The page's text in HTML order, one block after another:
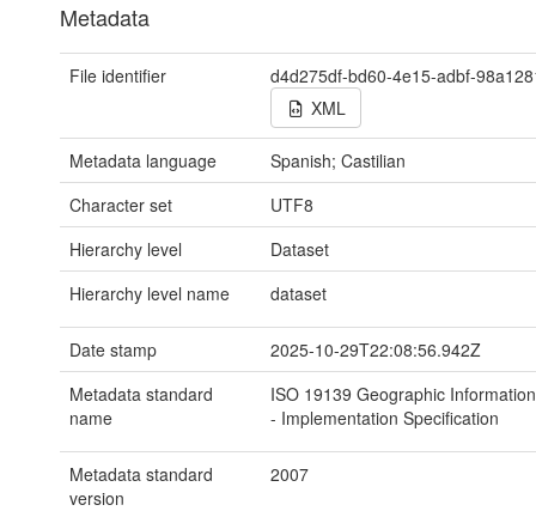
Metadata
File identifier
d4d275df-bd60-4e15-adbf-
XML
Metadata language
Spanish; Castilian
Character set
UTF8
Hierarchy level
Dataset
Hierarchy level name
dataset
Date stamp
2025-10-29T22:08:56.942Z
Metadata standard
name
ISO 19139 Geographic
- Implementation Specification
Metadata standard
version
2007